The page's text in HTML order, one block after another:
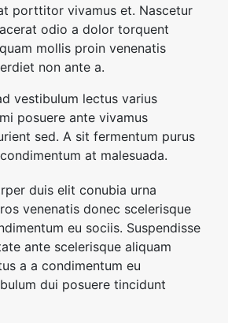
porttitor vivamus et. Nascetur
odio a dolor torquent
mollis proin venenatis
non ante a.
vestibulum lectus varius
posuere ante vivamus
sed. A sit fermentum purus
at malesuada.
duis elit conubia urna
venenatis donec scelerisque
eu sociis. Suspendisse
ante scelerisque aliquam
a a condimentum eu
dui posuere tincidunt